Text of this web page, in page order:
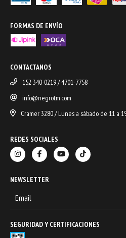
FORMAS DE ENVÍO
CONTACTANOS
152 340-0219 / 4701-7758
info@negrotm.com
Cramer 3280 / Lunes a sábado de 11 a
REDES SOCIALES
NEWSLETTER
SEGURIDAD Y CERTIFICACIONES